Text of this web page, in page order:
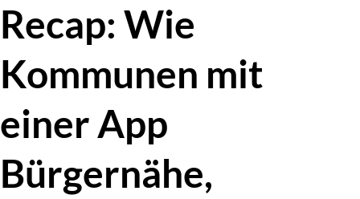
Recap: Wie
Kommunen mit
einer App
Bürgernähe,